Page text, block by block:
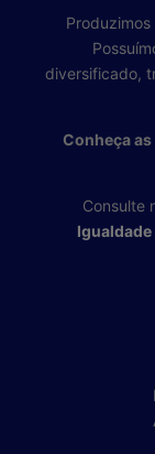
diversificado,
Conheça
Consulte
Igualdade